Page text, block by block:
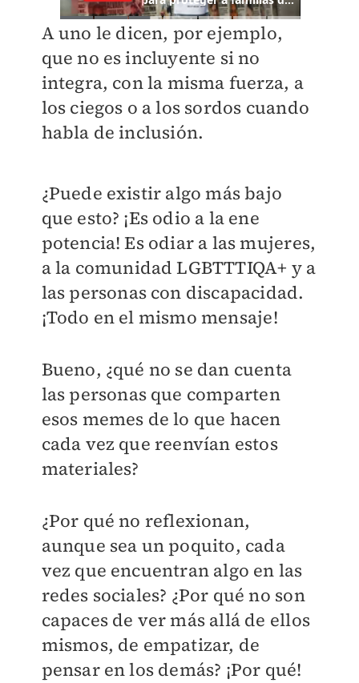
A uno le dicen, por ejemplo,
que no es incluyente si no
integra, con la misma fuerza, a
los ciegos o a los sordos cuando
habla de inclusión.
¿Puede existir algo más bajo
que esto? ¡Es odio a la ene
potencia! Es odiar a las mujeres,
a la comunidad LGBTTTIQA+ y a
las personas con discapacidad.
¡Todo en el mismo mensaje!
Bueno, ¿qué no se dan cuenta
las personas que comparten
esos memes de lo que hacen
cada vez que reenvían estos
materiales?
¿Por qué no reflexionan,
aunque sea un poquito, cada
vez que encuentran algo en las
redes sociales? ¿Por qué no son
capaces de ver más allá de ellos
mismos, de empatizar, de
pensar en los demás? ¡Por qué!